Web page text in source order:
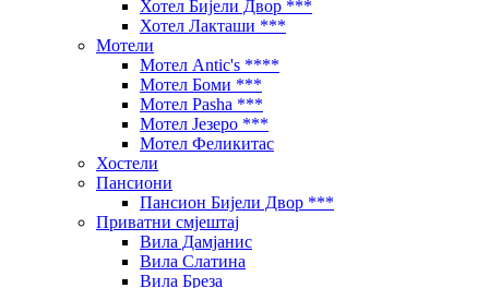
Хотел Бијели Двор ***
Хотел Лакташи ***
Мотели
Мотел Antic's ****
Мотел Боми ***
Мотел Pasha ***
Мотел Језеро ***
Мотел Феликитас
Хостели
Пансиони
Пансион Бијели Двор ***
Приватни смјештај
Вила Дамјанис
Вила Слатина
Вила Бреза